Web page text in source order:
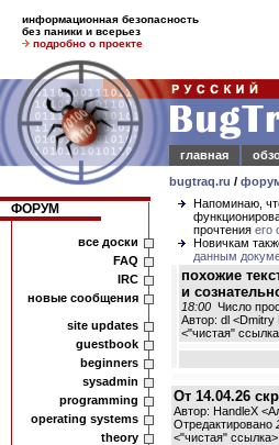
информационная безопасность
без паники и всерьез
подробно о проекте
главная
bugtraq.ru /
ФОРУМ
все доски
FAQ
IRC
новые сообщения
site updates
guestbook
beginners
sysadmin
programming
operating systems
theory
Напоминаю,
прочтения его
Новичкам
данным
похожие
и
18:00 Число
Автор: dl <Dmitry
<"чистая" ссылка
От 14.04.26
Автор: HandleX
Отредактировано
<"чистая" ссылка>